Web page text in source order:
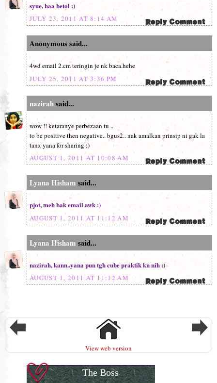
syue, haa betol :)
JULY 23, 2011 AT 8:14 AM
Anonymous said...
4wd email 2.cm teringin je nk baca.hehe
JULY 25, 2011 AT 3:36 PM
nazirahsaid...
wow !! ketaranye perbezaan tu ..
to be positive then negative.. bgus2.. nak amalkan prinsip ni gak la
tanx yana for sharing ;)
AUGUST 1, 2011 AT 10:08 AM
Lyana Hisham said...
pjot, meh bak email awk :)
AUGUST 1, 2011 AT 11:12 AM
Lyana Hisham said...
nazirah, kann..yana pun tgh cube praktik kn nih :)
AUGUST 1, 2011 AT 11:12 AM
View web version
The Boss